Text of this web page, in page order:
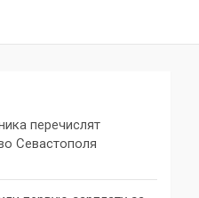
перечислят
Севастополя